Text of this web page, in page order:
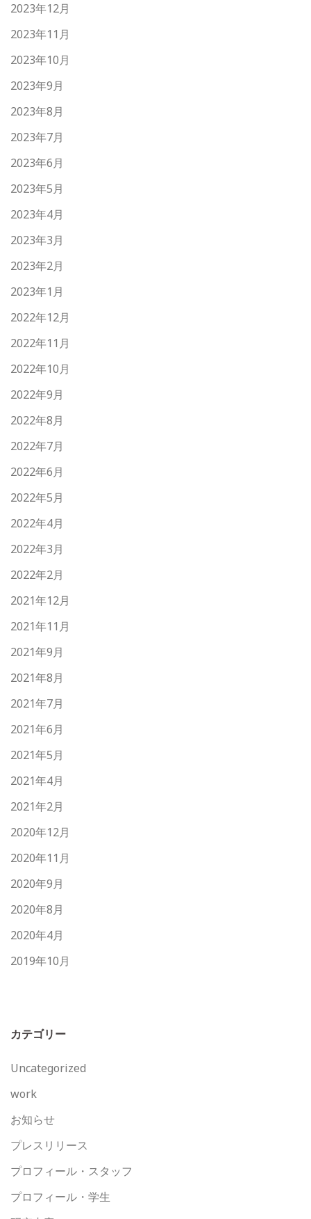
2023年12月
2023年11月
2023年10月
2023年9月
2023年8月
2023年7月
2023年6月
2023年5月
2023年4月
2023年3月
2023年2月
2023年1月
2022年12月
2022年11月
2022年10月
2022年9月
2022年8月
2022年7月
2022年6月
2022年5月
2022年4月
2022年3月
2022年2月
2021年12月
2021年11月
2021年9月
2021年8月
2021年7月
2021年6月
2021年5月
2021年4月
2021年2月
2020年12月
2020年11月
2020年9月
2020年8月
2020年4月
2019年10月
カテゴリー
Uncategorized
work
お知らせ
プレスリリース
プロフィール・スタッフ
プロフィール・学生